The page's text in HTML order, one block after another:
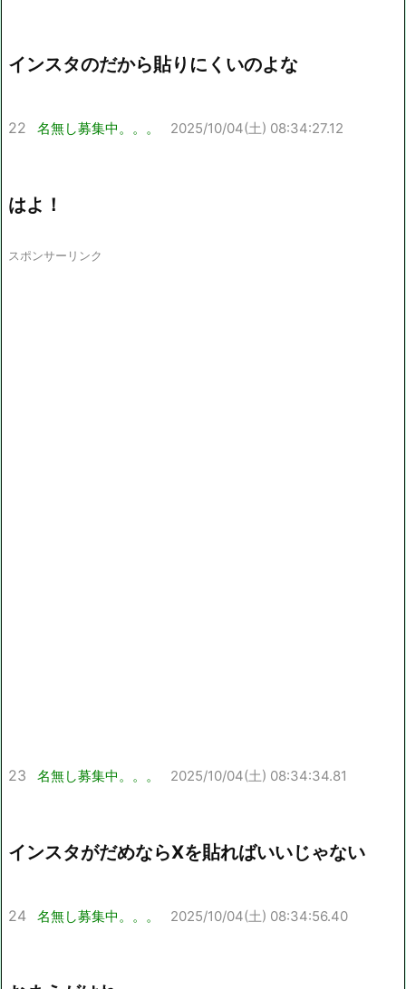
インスタのだから貼りにくいのよな
22 名無し募集中。。。 2025/10/04(土) 08:34:27.12
はよ！
スポンサーリンク
23 名無し募集中。。。 2025/10/04(土) 08:34:34.81
インスタがだめならXを貼ればいいじゃない
24 名無し募集中。。。 2025/10/04(土) 08:34:56.40